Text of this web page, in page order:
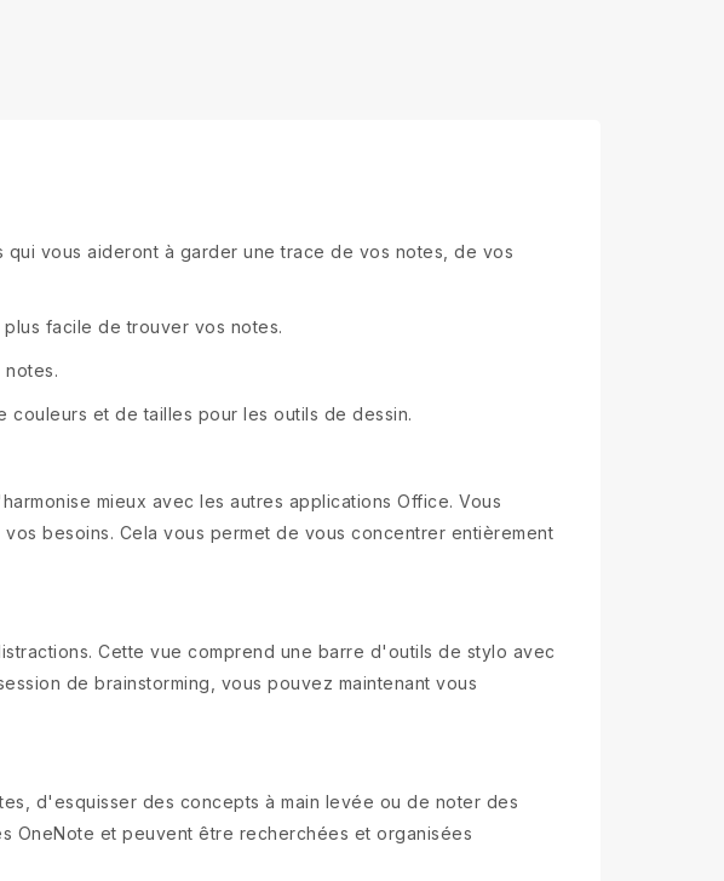
vous aideront à garder une trace de vos notes, de vos
facile de trouver vos notes.
notes.
et de tailles pour les outils de dessin.
mieux avec les autres applications Office. Vous
besoins. Cela vous permet de vous concentrer entièrement
Cette vue comprend une barre d'outils de stylo avec
de brainstorming, vous pouvez maintenant vous
d'esquisser des concepts à main levée ou de noter des
OneNote et peuvent être recherchées et organisées